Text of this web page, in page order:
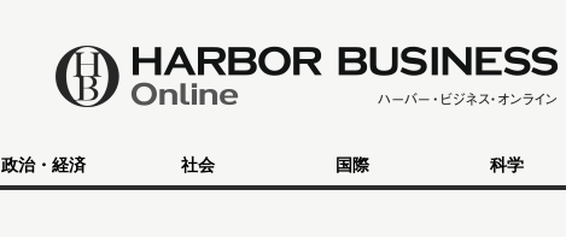
政治・経済 社会 国際 科学